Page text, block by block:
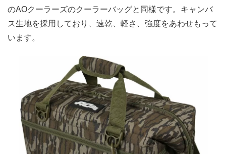
のAOクーラーズのクーラーバッグと同様です。キャンバ
ス生地を採用しており、速乾、軽さ、強度をあわせもって
います。